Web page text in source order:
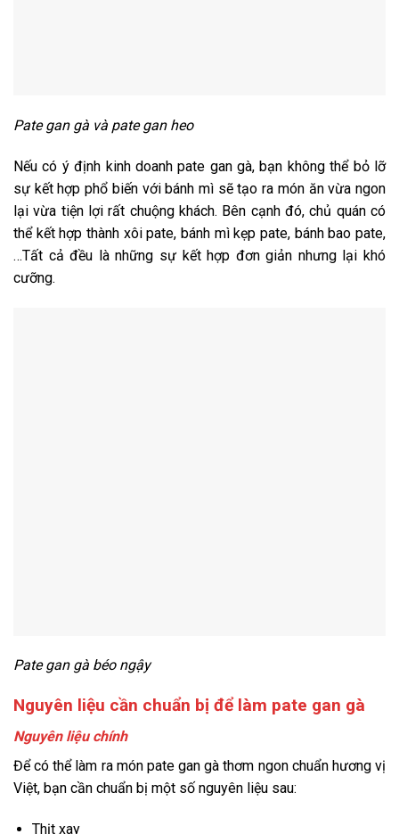
Pate gan gà và pate gan heo
Nếu có ý định kinh doanh pate gan gà, bạn không thể bỏ lỡ
sự kết hợp phổ biến với bánh mì sẽ tạo ra món ăn vừa ngon
lại vừa tiện lợi rất chuộng khách. Bên cạnh đó, chủ quán có
thể kết hợp thành xôi pate, bánh mì kẹp pate, bánh bao pate,
…Tất cả đều là những sự kết hợp đơn giản nhưng lại khó
cưỡng.
Pate gan gà béo ngậy
Nguyên liệu cần chuẩn bị để làm pate gan gà
Nguyên liệu chính
Để có thể làm ra món pate gan gà thơm ngon chuẩn hương vị
Việt, bạn cần chuẩn bị một số nguyên liệu sau:
Thịt xay